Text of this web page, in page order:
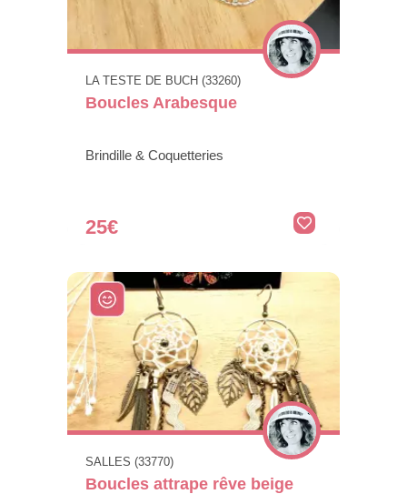
LA TESTE DE BUCH (33260)
Boucles Arabesque
Brindille & Coquetteries
25€
SALLES (33770)
Boucles attrape rêve beige